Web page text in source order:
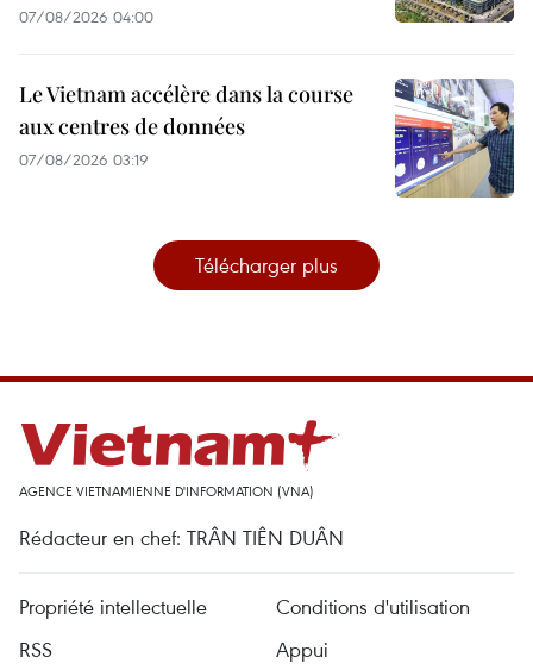
07/08/2026 04:00
Le Vietnam accélère dans la course
aux centres de données
07/08/2026 03:19
Télécharger plus
AGENCE VIETNAMIENNE D'INFORMATION (VNA)
Rédacteur en chef: TRÂN TIÊN DUÂN
Propriété intellectuelle
Conditions d'utilisation
RSS
Appui